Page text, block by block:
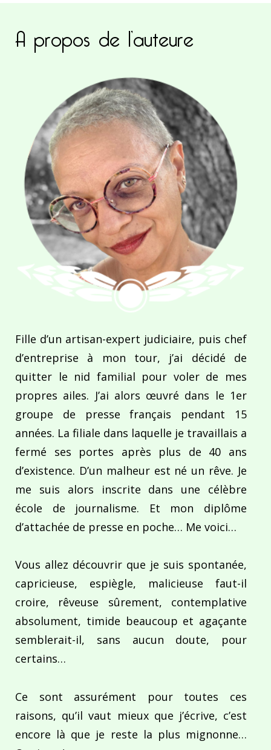
A propos de l’auteure
Fille d’un artisan-expert judiciaire, puis chef
d’entreprise à mon tour, j’ai décidé de
quitter le nid familial pour voler de mes
propres ailes. J’ai alors œuvré dans le 1er
groupe de presse français pendant 15
années. La filiale dans laquelle je travaillais a
fermé ses portes après plus de 40 ans
d’existence. D’un malheur est né un rêve. Je
me suis alors inscrite dans une célèbre
école de journalisme. Et mon diplôme
d’attachée de presse en poche… Me voici…
Vous allez découvrir que je suis spontanée,
capricieuse, espiègle, malicieuse faut-il
croire, rêveuse sûrement, contemplative
absolument, timide beaucoup et agaçante
semblerait-il, sans aucun doute, pour
certains…
Ce sont assurément pour toutes ces
raisons, qu’il vaut mieux que j’écrive, c’est
encore là que je reste la plus mignonne…